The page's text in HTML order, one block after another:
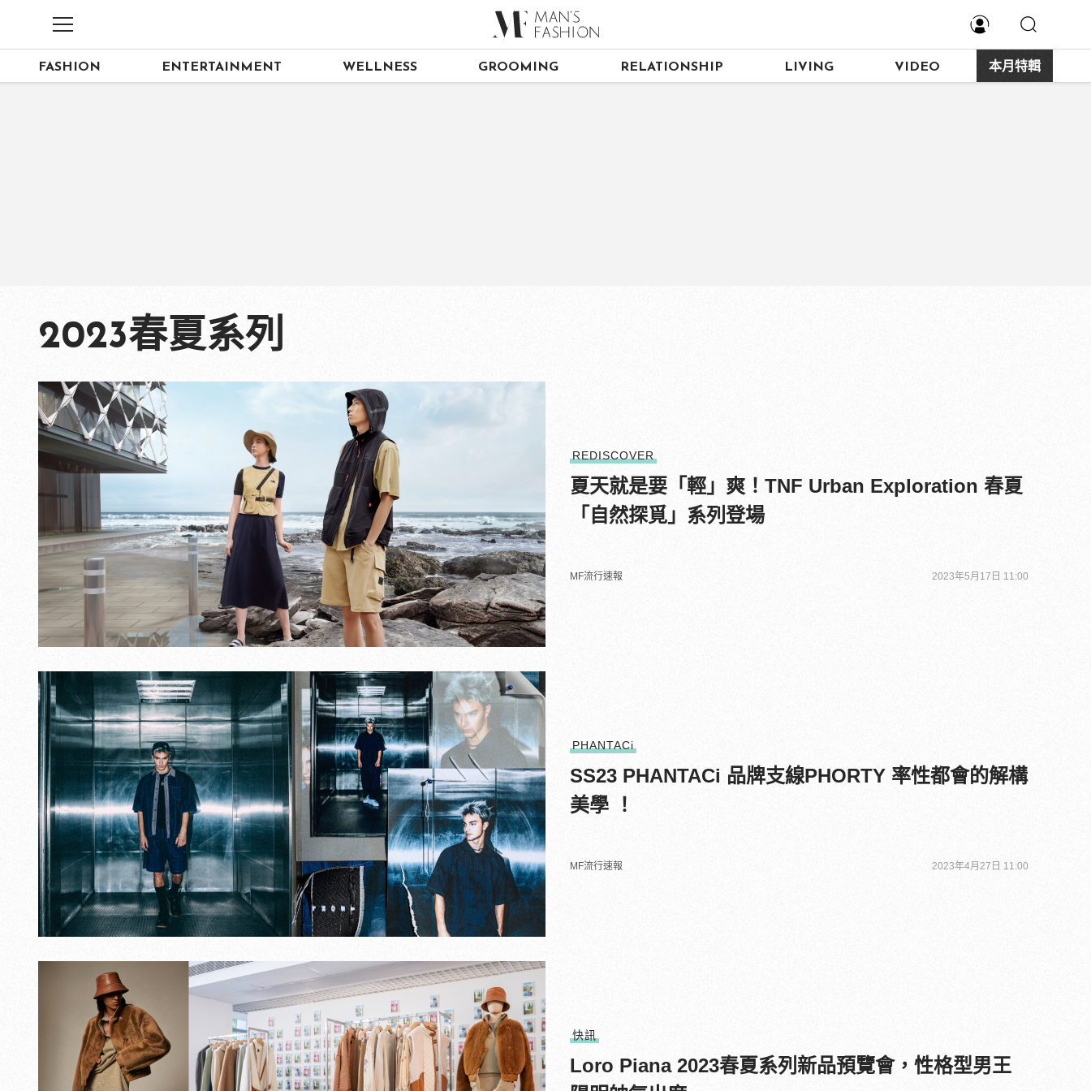
FASHION ENTERTAINMENT WELLNESS GROOMING RELATIONSHIP LIVING VIDEO 本月特輯
2023春夏系列
REDISCOVER
夏天就是要「輕」爽！TNF Urban Exploration 春夏
「自然探覓」系列登場
MF流行速報 2023年5月17日 11:00
PHANTACi
SS23 PHANTACi 品牌支線PHORTY 率性都會的解構
美學 ！
MF流行速報 2023年4月27日 11:00
快訊
Loro Piana 2023春夏系列新品預覽會，性格型男王